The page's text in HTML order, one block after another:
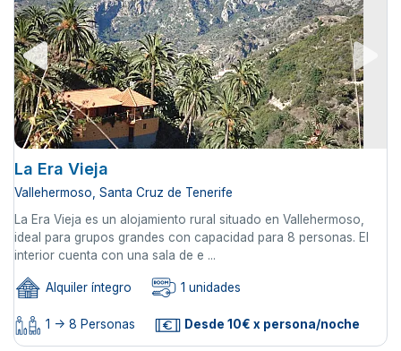
La Era Vieja
Vallehermoso, Santa Cruz de Tenerife
La Era Vieja es un alojamiento rural situado en Vallehermoso,
ideal para grupos grandes con capacidad para 8 personas. El
interior cuenta con una sala de e ...
Alquiler íntegro 1 unidades
1 -> 8 Personas Desde 10€ x persona/noche